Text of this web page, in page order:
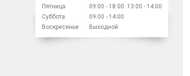
Пятница
09:00 18:00 13:00
14:00
Суббота
09:00
14:00
Воскресенье
Выходной